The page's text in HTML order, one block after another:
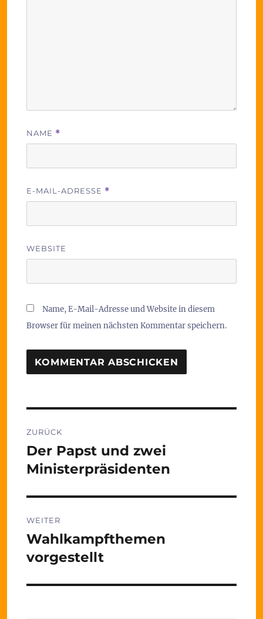
NAME *
E-MAIL-ADRESSE *
WEBSITE
Name, E-Mail-Adresse und Website in diesem
Browser für meinen nächsten Kommentar speichern.
ZURÜCK
Vorheriger
Beitrag:
Der Papst und zwei
Ministerpräsidenten
WEITER
Nächster
Beitrag:
Wahlkampfthemen
vorgestellt